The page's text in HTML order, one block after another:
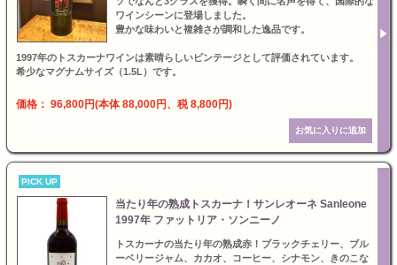
ワインシーンに登場しました。
豊かな味わいと複雑さが調和した逸品です。
1997年のトスカーナワインは素晴らしいビンテージとして評価されています。
希少なマグナムサイズ（1.5L）です。
価格： 96,800円(本体 88,000円、税 8,800円)
PICK UP
当たり年の熟成トスカーナ！サンレオーネ Sanleone
1997年 ファットリア・ソンニーノ
トスカーナの当たり年の熟成赤！ブラックチェリー、ブル
ーベリージャム、カカオ、コーヒー、シナモン、きのこな